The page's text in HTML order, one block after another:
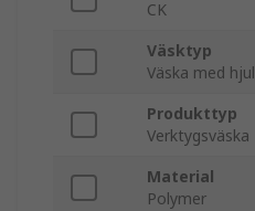
CK
Väsktyp
Väska med hjul
Produkttyp
Verktygsväska
Material
Polymer